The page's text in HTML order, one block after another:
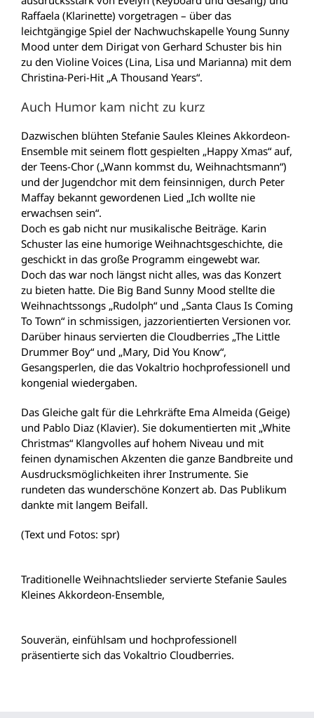
Raffaela (Klarinette) vorgetragen – über das
leichtgängige Spiel der Nachwuchskapelle Young Sunny
Mood unter dem Dirigat von Gerhard Schuster bis hin
zu den Violine Voices (Lina, Lisa und Marianna) mit dem
Christina-Peri-Hit „A Thousand Years“.
Auch Humor kam nicht zu kurz
Dazwischen blühten Stefanie Saules Kleines Akkordeon-
Ensemble mit seinem flott gespielten „Happy Xmas“ auf,
der Teens-Chor („Wann kommst du, Weihnachtsmann“)
und der Jugendchor mit dem feinsinnigen, durch Peter
Maffay bekannt gewordenen Lied „Ich wollte nie
erwachsen sein“.
Doch es gab nicht nur musikalische Beiträge. Karin
Schuster las eine humorige Weihnachtsgeschichte, die
geschickt in das große Programm eingewebt war.
Doch das war noch längst nicht alles, was das Konzert
zu bieten hatte. Die Big Band Sunny Mood stellte die
Weihnachtssongs „Rudolph“ und „Santa Claus Is Coming
To Town“ in schmissigen, jazzorientierten Versionen vor.
Darüber hinaus servierten die Cloudberries „The Little
Drummer Boy“ und „Mary, Did You Know“,
Gesangsperlen, die das Vokaltrio hochprofessionell und
kongenial wiedergaben.
Das Gleiche galt für die Lehrkräfte Ema Almeida (Geige)
und Pablo Diaz (Klavier). Sie dokumentierten mit „White
Christmas“ Klangvolles auf hohem Niveau und mit
feinen dynamischen Akzenten die ganze Bandbreite und
Ausdrucksmöglichkeiten ihrer Instrumente. Sie
rundeten das wunderschöne Konzert ab. Das Publikum
dankte mit langem Beifall.
(Text und Fotos: spr)
Traditionelle Weihnachtslieder servierte Stefanie Saules
Kleines Akkordeon-Ensemble,
Souverän, einfühlsam und hochprofessionell
präsentierte sich das Vokaltrio Cloudberries.